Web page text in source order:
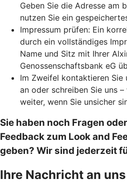
Geben Sie die Adresse am
nutzen Sie ein
Impressum prüfen: Ein
durch ein vollständiges
Name und Sitz mit Ihrer
Genossenschaftsbank eG
Im Zweifel kontaktieren Sie
an oder schreiben Sie uns
weiter, wenn Sie unsicher
Sie haben noch Fragen
Feedback zum Look and
geben? Wir sind jederzeit
Ihre Nachricht an uns